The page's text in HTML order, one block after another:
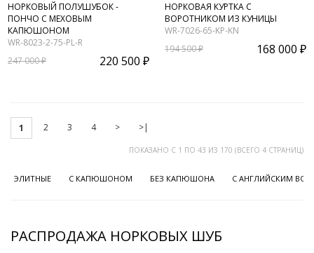
НОРКОВЫЙ ПОЛУШУБОК -
ПОНЧО С МЕХОВЫМ
КАПЮШОНОМ
WR-8023-2-75-PL-R
247 000 ₽
220 500 ₽
НОРКОВАЯ КУРТКА С
ВОРОТНИКОМ ИЗ КУНИЦЫ
WR-7026-65-KP-KN
194 500 ₽
168 000 ₽
1 2 3 4 > >|
ПОКАЗАНО С 1 ПО 43 ИЗ 170 (ВСЕГО 4 СТРАНИЦ)
ЭЛИТНЫЕ С КАПЮШОНОМ БЕЗ КАПЮШОНА С АНГЛИЙСКИМ
РАСПРОДАЖА НОРКОВЫХ ШУБ